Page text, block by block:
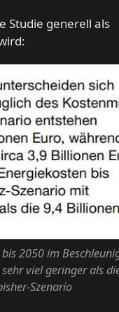
Studie generell als
2050 im
viel geringer als
Szenario